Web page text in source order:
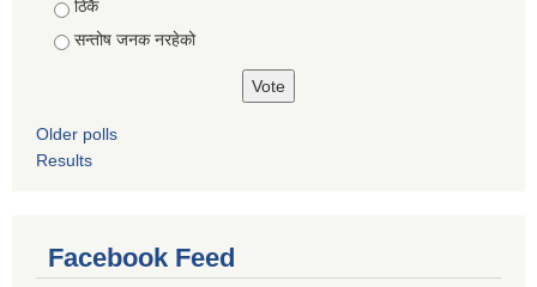
ठिकै
सन्तोष जनक नरहेको
Older polls
Results
Facebook Feed